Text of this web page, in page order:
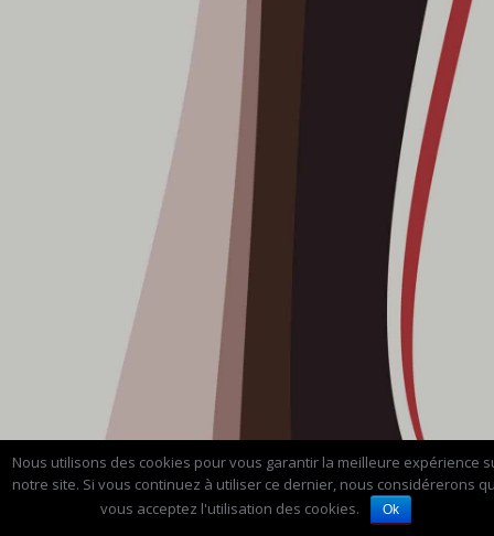
Nous utilisons des cookies pour vous garantir la meilleure expérience
notre site. Si vous continuez à utiliser ce dernier, nous considérerons
vous acceptez l'utilisation des cookies.
Ok